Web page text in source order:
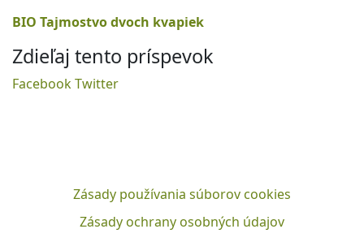
BIO Tajmostvo dvoch kvapiek
Zdieľaj tento príspevok
FacebookTwitter
Zásady používania súborov cookies
Zásady ochrany osobných údajov